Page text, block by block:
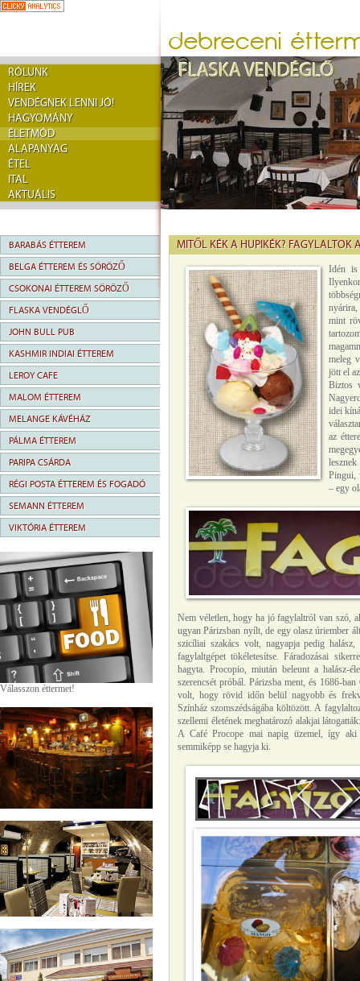
RÓLUNK
HÍREK
VENDÉGNEK LENNI JÓ!
HAGYOMÁNY
ÉLETMÓD
ALAPANYAG
ÉTEL
ITAL
AKTUÁLIS
BARABÁS ÉTTEREM
BELGA ÉTTEREM ÉS SÖRÖZŐ
CSOKONAI ÉTTEREM SÖRÖZŐ
FLASKA VENDÉGLŐ
JOHN BULL PUB
KASHMIR INDIAI ÉTTEREM
LEROY CAFE
MALOM ÉTTEREM
MELANGE KÁVÉHÁZ
PÁLMA ÉTTEREM
PARIPA CSÁRDA
RÉGI POSTA ÉTTEREM ÉS FOGADÓ
SEMANN ÉTTEREM
VIKTÓRIA ÉTTEREM
Válasszon éttermet!
MITŐL KÉK A HUPIKÉK? FAGYLALTOK
Idén is
nyárira,
mint
meleg
jött el
Biztos
idei
az
Pingui,
– egy
Nem véletlen, hogy ha jó fagylaltról van szó,
ugyan Párizsban nyílt, de egy olasz úriember
szicíliai szakács volt, nagyapja pedig
fagylaltgépet tökéletesítse. Fáradozásai
hagyta. Procopio, miután beleunt a halász-
szerencsét próbál. Párizsba ment, és 1686-
volt, hogy rövid időn belül nagyobb és
Színház szomszédságába költözött. A
szellemi életének meghatározó alakjai
A Café Procope mai napig üzemel, így aki
semmiképp se hagyja ki.